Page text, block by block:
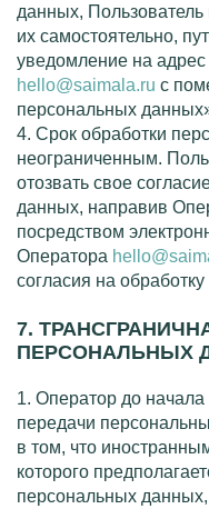
данных, Пользователь
их самостоятельно,
уведомление на
hello@saimala.ru с
персональных
4. Срок обработки
неограниченным.
отозвать свое
данных, направив
посредством
Оператора
согласия на
7.
ПЕРСОНАЛЬНЫХ
1. Оператор до
передачи
в том, что
которого
персональных